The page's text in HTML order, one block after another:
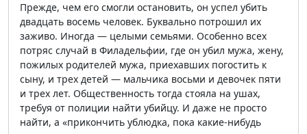
Прежде, чем его смогли остановить, он успел убить
двадцать восемь человек. Буквально потрошил их
заживо. Иногда — целыми семьями. Особенно всех
потряс случай в Филадельфии, где он убил мужа, жену,
пожилых родителей мужа, приехавших погостить к
сыну, и трех детей — мальчика восьми и девочек пяти
и трех лет. Общественность тогда стояла на ушах,
требуя от полиции найти убийцу. И даже не просто
найти, а «прикончить ублюдка, пока какие-нибудь